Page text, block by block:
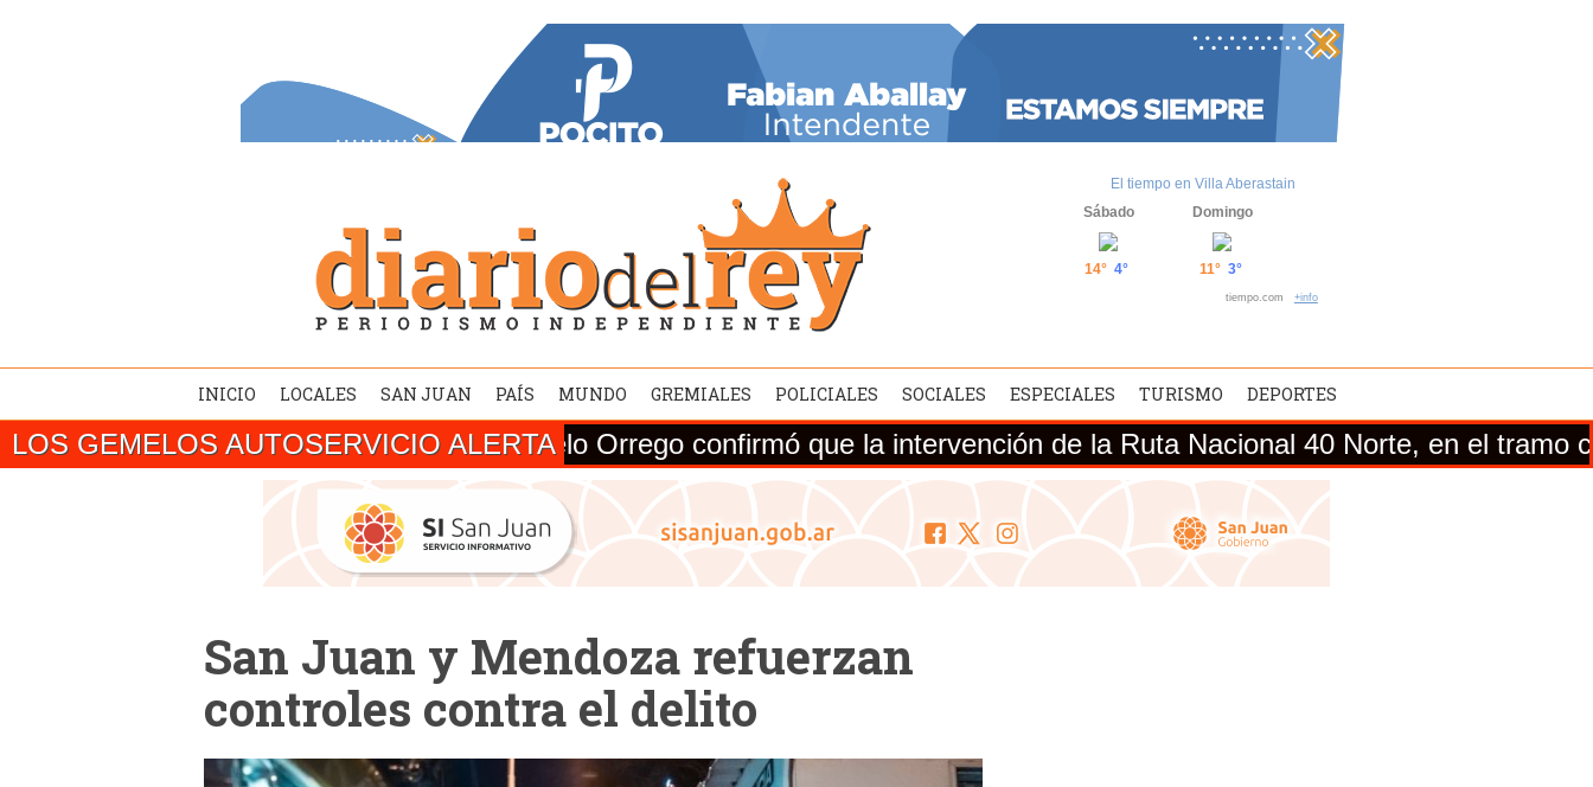
El tiempo en Villa Aberastain
Sábado
14° 4°
Domingo
11° 3°
tiempo.com +info
INICIO LOCALES SAN JUAN PAÍS MUNDO GREMIALES POLICIALES SOCIALES ESPECIALES TURISMO DEPORTES
LOS GEMELOS AUTOSERVICIO ALERTA
SAN JUAN/ El gobernador Marcelo Orrego confirmó que la intervención de la Ruta Nacional 40 Norte, en el tramo
San Juan y Mendoza refuerzan
controles contra el delito